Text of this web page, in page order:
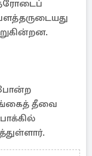
தீவை